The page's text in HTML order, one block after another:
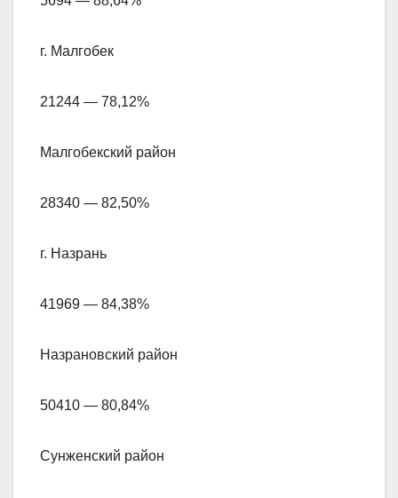
г. Малгобек
21244 — 78,12%
Малгобекский район
28340 — 82,50%
г. Назрань
41969 — 84,38%
Назрановский район
50410 — 80,84%
Сунженский район